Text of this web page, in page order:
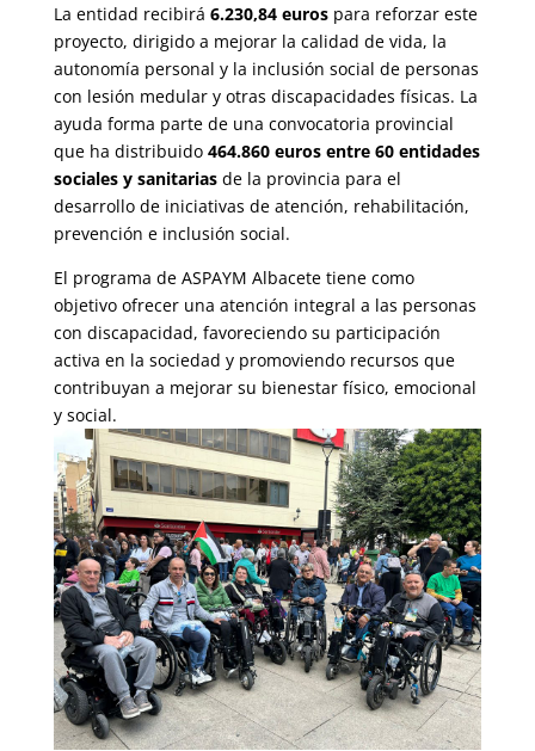
La entidad recibirá 6.230,84 eurospara reforzar este
proyecto, dirigido a mejorar la calidad de vida, la
autonomía personal y la inclusión social de personas
con lesión medular y otras discapacidades físicas. La
ayuda forma parte de una convocatoria provincial
que ha distribuido 464.860 euros entre 60 entidades
sociales y sanitariasde la provincia para el
desarrollo de iniciativas de atención, rehabilitación,
prevención e inclusión social.
El programa de ASPAYM Albacete tiene como
objetivo ofrecer una atención integral a las personas
con discapacidad, favoreciendo su participación
activa en la sociedad y promoviendo recursos que
contribuyan a mejorar su bienestar físico, emocional
y social.